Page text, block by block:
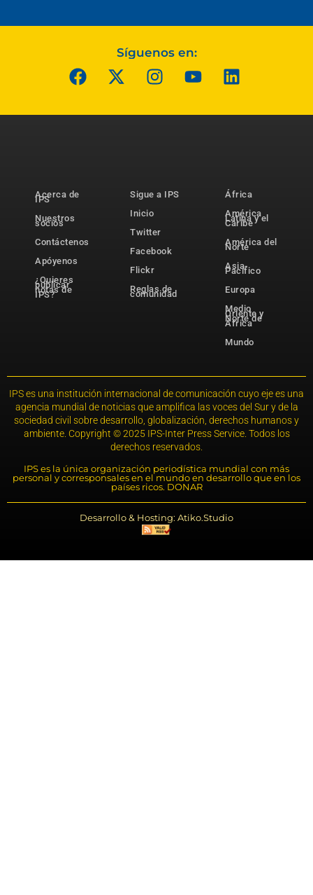
Síguenos en:
Acerca de
IPS
Nuestros
socios
Contáctenos
Apóyenos
¿Quieres
publicar
notas de
IPS?
Sigue a IPS
Inicio
Twitter
Facebook
Flickr
Reglas de
comunidad
África
América
Latina y el
Caribe
América del
Norte
Asia-
Pacífico
Europa
Medio
Oriente y
Norte de
África
Mundo
IPS es una institución internacional de comunicación cuyo eje es una
agencia mundial de noticias que amplifica las voces del Sur y de la
sociedad civil sobre desarrollo, globalización, derechos humanos y
ambiente. Copyright © 2025 IPS-Inter Press Service. Todos los
derechos reservados.
IPS es la única organización periodística mundial con más
personal y corresponsales en el mundo en desarrollo que en los
países ricos. DONAR
Desarrollo & Hosting: Atiko.Studio